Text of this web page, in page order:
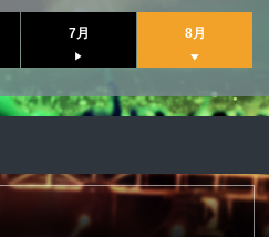
7月 8月